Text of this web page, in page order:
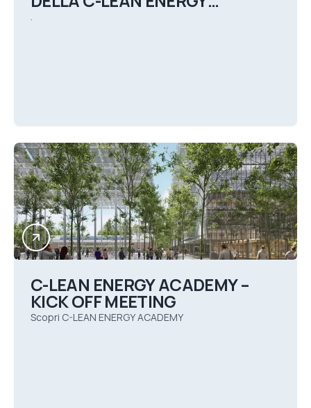
ACADEMY
.
C-LEAN ENERGY ACADEMY –
KICK OFF MEETING
Scopri C-LEAN ENERGY ACADEMY